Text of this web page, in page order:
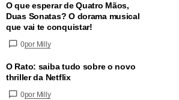
O que esperar de Quatro Mãos,
Duas Sonatas? O dorama musical
que vai te conquistar!
0por Milly
O Rato: saiba tudo sobre o novo
thriller da Netflix
0por Milly